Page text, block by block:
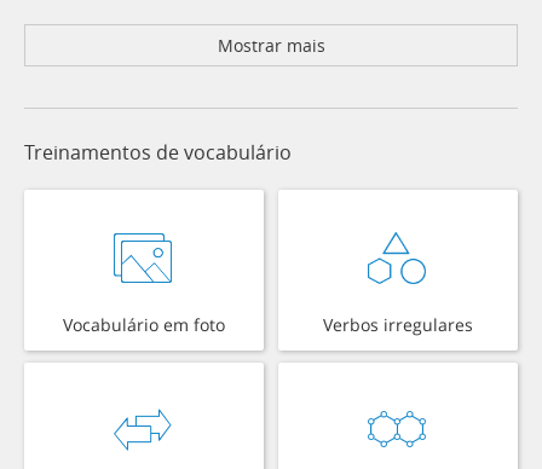
Mostrar mais
Treinamentos de vocabulário
Vocabulário em foto Verbos irregulares